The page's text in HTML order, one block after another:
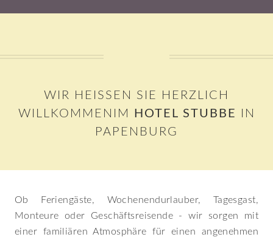
WIR HEISSEN SIE HERZLICH W
ILLKOMMEN
IM HOTEL STUBBE
IN
PAPENBURG
Ob Feriengäste, Wochenendurlauber, Tagesgast,
Monteure oder Geschäftsreisende - wir sorgen mit
einer familiären Atmosphäre für einen angenehmen